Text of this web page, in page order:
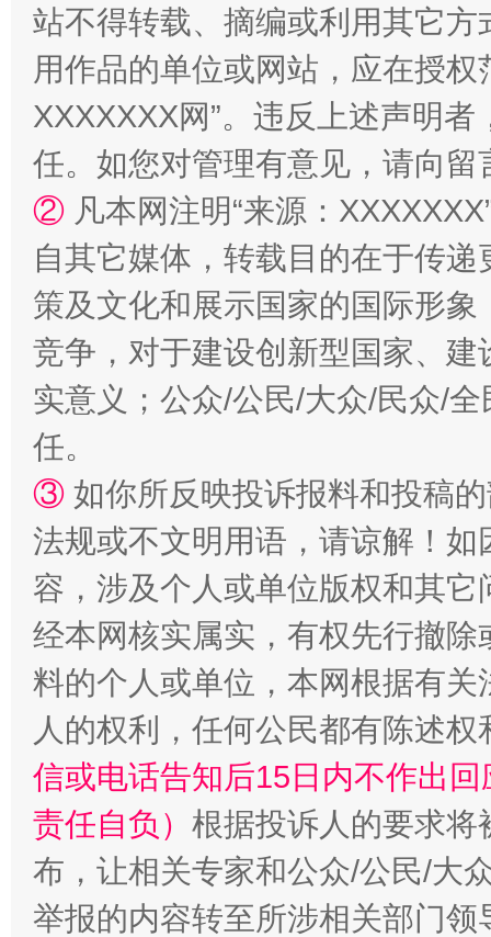
站不得转载、摘编或利用其它
用作品的单位或网站，应在授
XXXXXXX网”。违反上述声明
任。如您对管理有意见，请向
② 凡本网注明“来源：
自其它媒体，转载目的在于传
策及文化和展示国家的国际形
竞争，对于建设创新型国家、
实意义；公众/公民/大众/民众/
任。
③ 如你所反映投诉报料和投稿
法规或不文明用语，请谅解！
容，涉及个人或单位版权和其它
经本网核实属实，有权先行撤
料的个人或单位，本网根据有
人的权利，任何公民都有陈述
信或电话告知后15日内不作出
责任自负） 根据投诉人的要求将
布，让相关专家和公众/公民/大
举报的内容转至所涉相关部门